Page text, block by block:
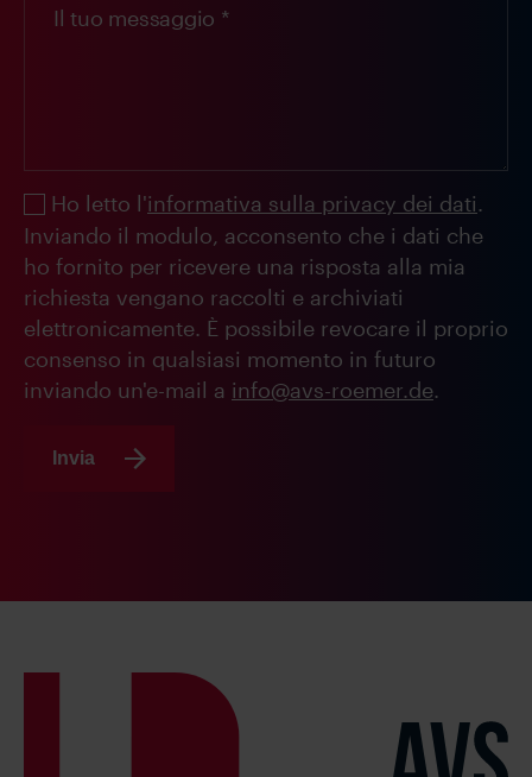
Ho letto l'informativa sulla privacy dei dati.
Inviando il modulo, acconsento che i dati che
ho fornito per ricevere una risposta alla mia
richiesta vengano raccolti e archiviati
elettronicamente. È possibile revocare il proprio
consenso in qualsiasi momento in futuro
inviando un'e-mail a info@avs-roemer.de.
Invia